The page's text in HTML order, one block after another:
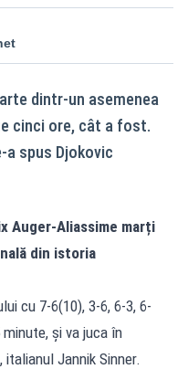
dintr-un asemenea
cinci ore, cât a fost.
a spus Djokovic
Auger-Aliassime marți
din istoria
cu 7-6(10), 3-6, 6-3, 6-
minute, și va juca în
Jannik Sinner.